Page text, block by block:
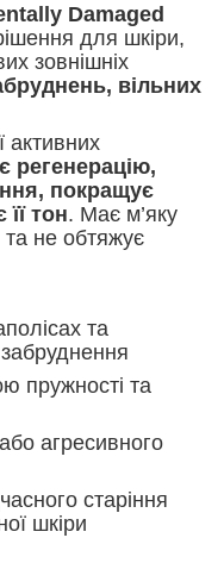
Damaged
для шкіри,
зовнішніх
вільних
активних
регенерацію,
покращує
тон. Має м’яку
та не обтяжує
та
пружності та
агресивного
старіння
шкіри